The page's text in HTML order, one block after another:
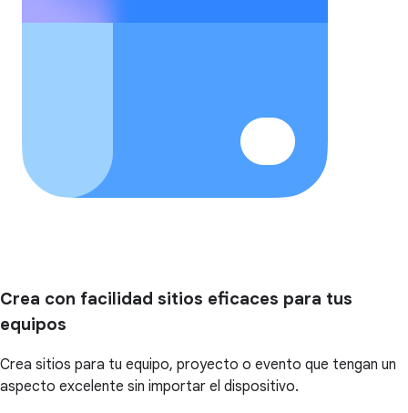
Crea con facilidad sitios eficaces para tus
equipos
Crea sitios para tu equipo, proyecto o evento que tengan un
aspecto excelente sin importar el dispositivo.